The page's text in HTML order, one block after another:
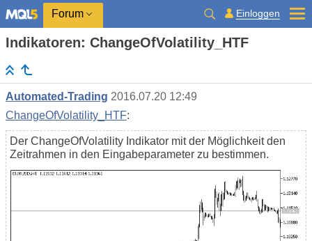
Forum Einloggen
Indikatoren: ChangeOfVolatility_HTF
Automated-Trading 2016.07.20 12:49
ChangeOfVolatility_HTF:
Der ChangeOfVolatility Indikator mit der Möglichkeit den
Zeitrahmen in den Eingabeparameter zu bestimmen.